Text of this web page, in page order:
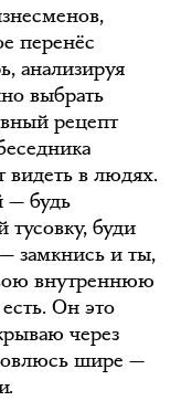
перенёс
анализируя
выбрать
рецепт
видеть в людях.
— будь
тусовку, буди
замкнись и ты,
внутреннюю
Он это
через
шире —